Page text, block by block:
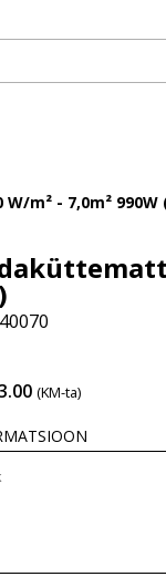
m² - 7,0m² 990W
(KM-ta)